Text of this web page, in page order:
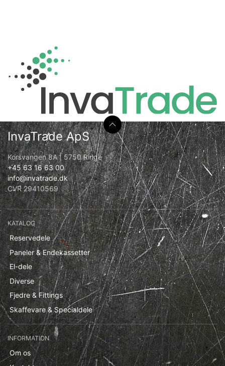
InvaTrade ApS
Korsvangen 8A | 5750 Ringe
+45 63 16 63 00
info@invatrade.dk
CVR 29410569
KATALOG
Reservedele
Paneler & Endekassetter
El-dele
Diverse
Fjedre & Fittings
Skaffevare & Specialdele
INFORMATION
Om os